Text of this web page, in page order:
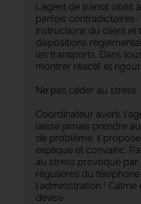
L'agent de transit obéit
parfois contradictoires
instructions du client et
dispositions
les transports. Dans
montrer réactif et
Ne pas céder au stress
Coordinateur averti,
laisse jamais prendre
de problème, il
explique et convainc.
au stress provoqué par
régulières du
l'administration ! Calme
devise.